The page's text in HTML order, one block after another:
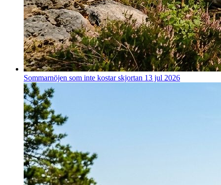
Sommarnöjen som inte kostar skjortan 13 jul 2026